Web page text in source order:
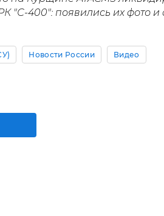
"С-400": появились их фото
Новости России Видео